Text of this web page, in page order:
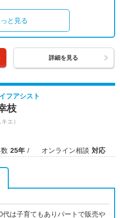
と見る
詳細を見る
フアシスト
枝
エ）
25年 オンライン相談 対応
は子育てもありパートで販売や